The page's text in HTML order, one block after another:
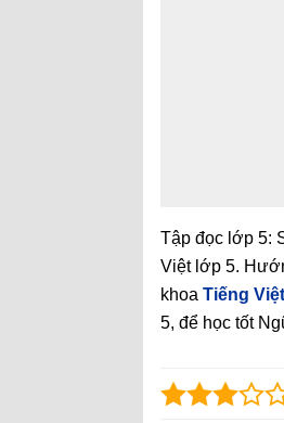
Tập đọc lớp 5:
Việt lớp 5.
khoa Tiếng
5, để học tốt